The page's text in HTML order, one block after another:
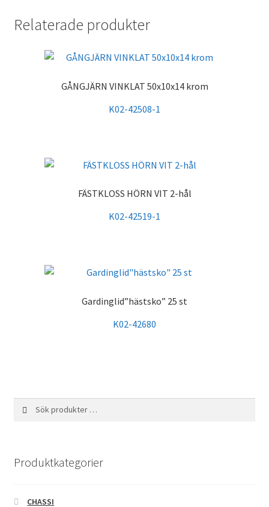
Relaterade produkter
GÅNGJÄRN VINKLAT 50x10x14 krom
K02-42508-1
FÄSTKLOSS HÖRN VIT 2-hål
K02-42519-1
Gardinglid”hästsko” 25 st
K02-42680
Produktkategorier
CHASSI